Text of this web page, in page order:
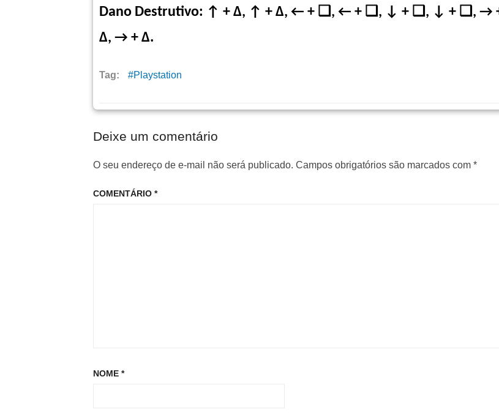
Dano Destrutivo: ↑ + Δ, ↑ + Δ, ← + ❑, ← + ❑, ↓ + ❑, ↓ + ❑, →
Δ, → + Δ.
Tag: Playstation
Deixe um comentário
O seu endereço de e-mail não será publicado. Campos obrigatórios são marcados com *
COMENTÁRIO *
NOME *